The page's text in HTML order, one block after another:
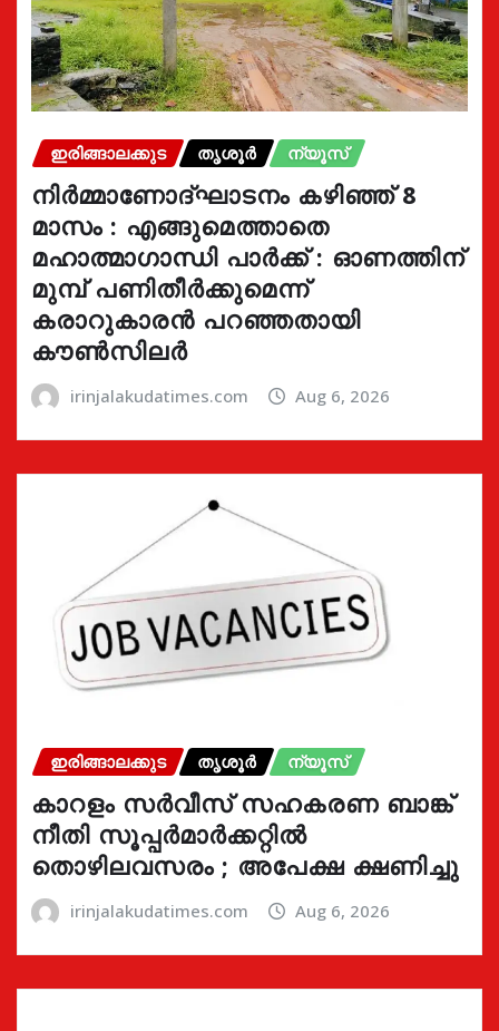
ഇരിങ്ങാലക്കുട തൃശൂർ ന്യൂസ്
നിർമ്മാണോദ്ഘാടനം കഴിഞ്ഞ് 8
മാസം : എങ്ങുമെത്താതെ
മഹാത്മാഗാന്ധി പാർക്ക് : ഓണത്തിന്
മുമ്പ് പണിതീർക്കുമെന്ന്
കരാറുകാരൻ പറഞ്ഞതായി
കൗൺസിലർ
irinjalakudatimes.com Aug 6, 2026
ഇരിങ്ങാലക്കുട തൃശൂർ ന്യൂസ്
കാറളം സർവീസ് സഹകരണ ബാങ്ക്
നീതി സൂപ്പർമാർക്കറ്റിൽ
തൊഴിലവസരം ; അപേക്ഷ ക്ഷണിച്ചു
irinjalakudatimes.com Aug 6, 2026